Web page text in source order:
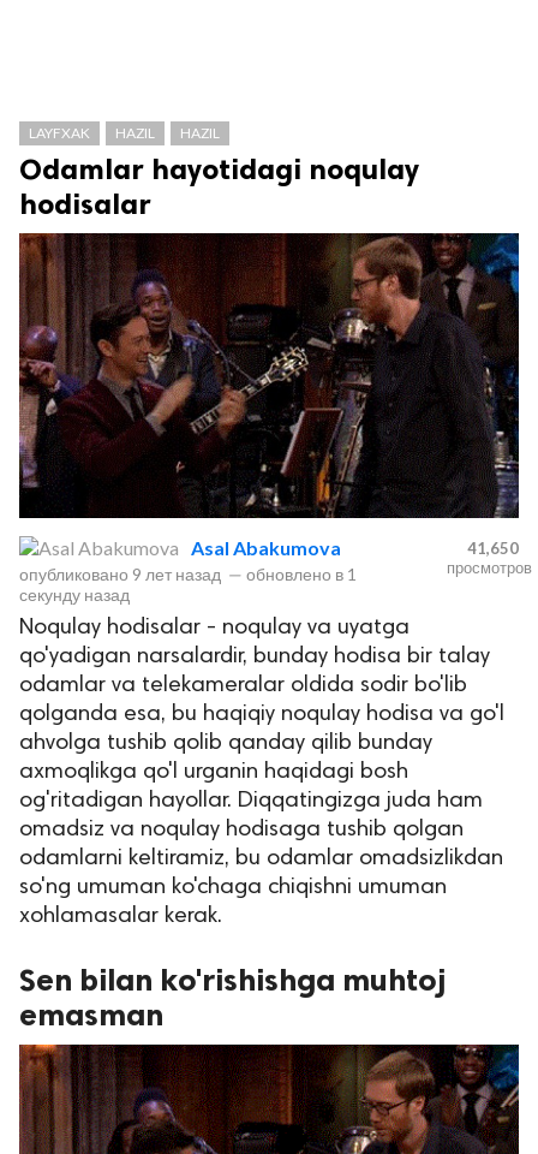
защищены.
LAYFXAK HAZIL HAZIL
Odamlar hayotidagi noqulay
hodisalar
Asal Abakumova
опубликовано 9 лет назад — обновлено в 1
секунду назад
41,650
просмотров
Noqulay hodisalar - noqulay va uyatga
qo'yadigan narsalardir, bunday hodisa bir talay
odamlar va telekameralar oldida sodir bo'lib
qolganda esa, bu haqiqiy noqulay hodisa va go'l
ahvolga tushib qolib qanday qilib bunday
axmoqlikga qo'l urganin haqidagi bosh
og'ritadigan hayollar. Diqqatingizga juda ham
omadsiz va noqulay hodisaga tushib qolgan
odamlarni keltiramiz, bu odamlar omadsizlikdan
so'ng umuman ko'chaga chiqishni umuman
xohlamasalar kerak.
Sen bilan ko'rishishga muhtoj
emasman